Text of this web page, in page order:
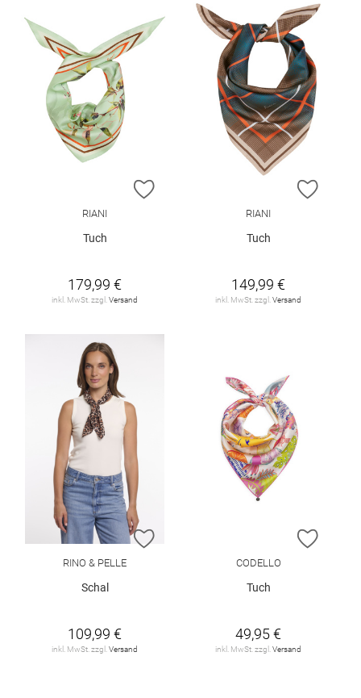
ZUR WUNSCHLISTE HINZUFÜGEN
RIANI
Tuch
179,99 €
inkl. MwSt. zzgl. Versand
ZUR
RIANI
Tuch
149,99 €
inkl. MwSt. zzgl. Versand
ZUR WUNSCHLISTE HINZUFÜGEN
RINO & PELLE
Schal
109,99 €
inkl. MwSt. zzgl. Versand
ZUR
CODELLO
Tuch
49,95 €
inkl. MwSt. zzgl. Versand